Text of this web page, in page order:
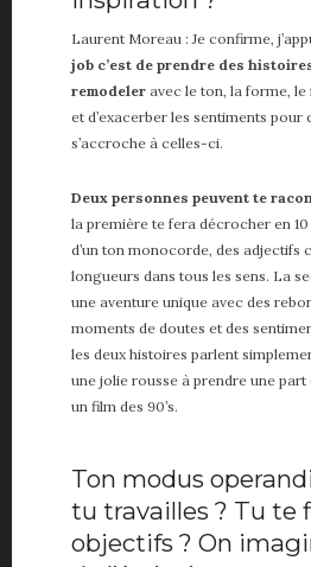
Laurent Moreau : Je confirme,
job c’est de prendre des
remodeler avec le ton, la forme, le
et d’exacerber les sentiments pour
s’accroche à celles-ci.
Deux personnes peuvent te
la première te fera décrocher en
d’un ton monocorde, des adjectifs
longueurs dans tous les sens. La
une aventure unique avec des
moments de doutes et des
les deux histoires parlent
une jolie rousse à prendre une
un film des 90’s.
Ton modus
tu travailles ? Tu te
objectifs ? On